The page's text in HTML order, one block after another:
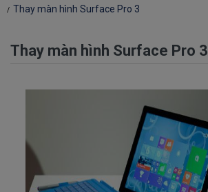
Thay màn hình Surface Pro 3
Thay màn hình Surface Pro 3